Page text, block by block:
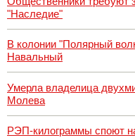
"Наследие"
В колонии "Полярный
Навальный
Умерла владелица
Молева
РЭП-килограммы споют